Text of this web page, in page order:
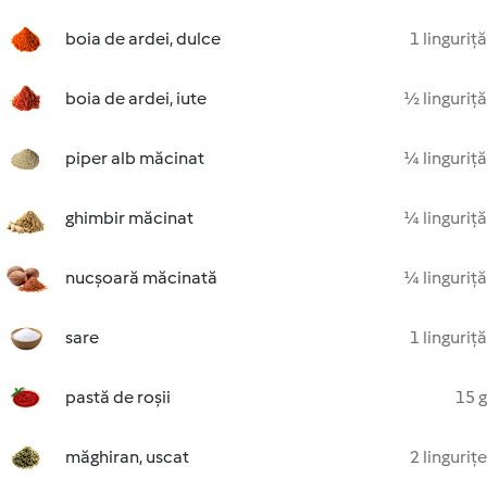
boia de ardei, dulce 1 linguriță
boia de ardei, iute ½ linguriță
piper alb măcinat ¼ linguriță
ghimbir măcinat ¼ linguriță
nucșoară măcinată ¼ linguriță
sare 1 linguriță
pastă de roșii 15 g
măghiran, uscat 2 lingurițe